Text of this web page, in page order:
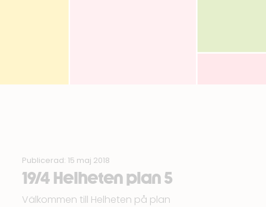
Publicerad: 15 maj 2018
19/4 Helheten plan 5
Välkommen till Helheten på plan